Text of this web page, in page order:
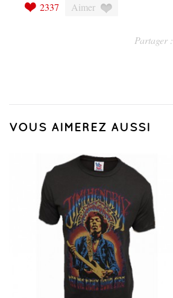
Partager :
Aimer
2337
VOUS AIMEREZ AUSSI